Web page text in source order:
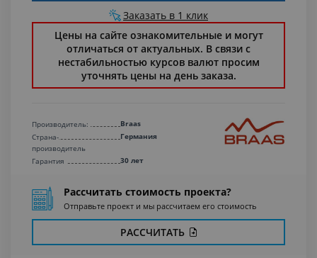
Заказать в 1 клик
Цены на сайте ознакомительные и могут
отличаться от актуальных. В связи с
нестабильностью курсов валют просим
уточнять цены на день заказа.
Производитель:
Braas
Страна-
производитель
Германия
Гарантия 30 лет
Рассчитать стоимость проекта?
Отправьте проект и мы рассчитаем его стоимость
РАССЧИТАТЬ